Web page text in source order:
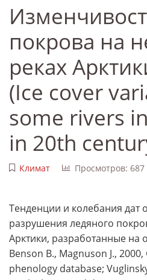
покрова на
реках
(Ice cover
some rivers
in 20th
Климат Просмотров: 687
Тенденции и колебания дат
разрушения ледяного
Арктики, разработанные на
Benson B., Magnuson J.,
phenology database;